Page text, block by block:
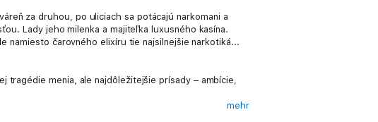
za druhou, po uliciach sa potácajú narkomani a
Lady jeho milenka a majiteľka luxusného kasína.
namiesto čarovného elixíru tie najsilnejšie narkotiká...
tragédie menia, ale najdôležitejšie prísady – ambície,
mehr